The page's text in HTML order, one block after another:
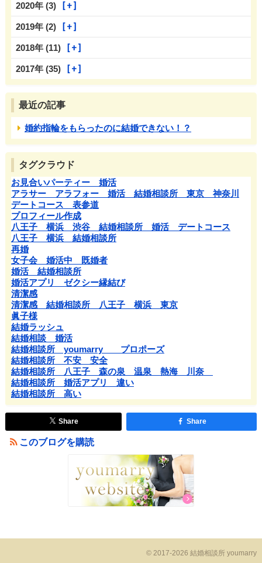
2020年 (3)
2019年 (2)
2018年 (11)
2017年 (35)
最近の記事
婚約指輪をもらったのに結婚できない！？
タグクラウド
お見合いパーティー 婚活
アラサー アラフォー 婚活 結婚相談所 東京 神奈川
デートコース 表参道
プロフィール作成
八王子 横浜 渋谷 結婚相談所 婚活 デートコース
八王子 横浜 結婚相談所
再婚
女子会 婚活中 既婚者
婚活 結婚相談所
婚活アプリ ゼクシー縁結び
清潔感
清潔感 結婚相談所 八王子 横浜 東京
眞子様
結婚ラッシュ
結婚相談 婚活
結婚相談所 youmarry プロポーズ
結婚相談所 不安 安全
結婚相談所 八王子 森の泉 温泉 熱海 川奈
結婚相談所 婚活アプリ 違い
結婚相談所 高い
Share Share
このブログを購読
© 2017-2026 結婚相談所 youmarry